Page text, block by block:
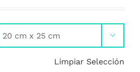

Limpiar Selección